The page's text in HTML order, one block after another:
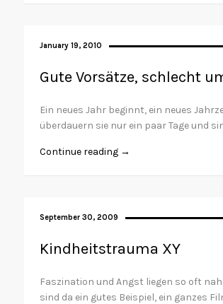
January 19, 2010
Gute Vorsätze, schlecht
Ein neues Jahr beginnt, ein neues
überdauern sie nur ein paar Tage und
Continue reading →
September 30, 2009
Kindheitstrauma XY
Faszination und Angst liegen so oft
sind da ein gutes Beispiel, ein ganzes